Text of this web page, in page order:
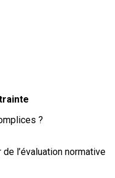
?
l’évaluation normative